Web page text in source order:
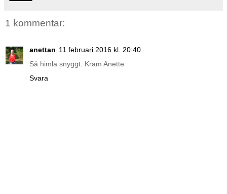
1 kommentar:
anettan 11 februari 2016 kl. 20:40
Så himla snyggt. Kram Anette
Svara